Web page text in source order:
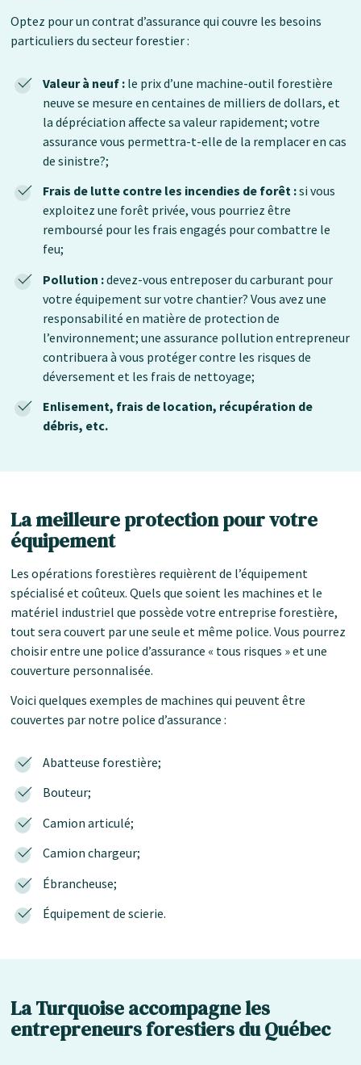
Optez pour un contrat d’assurance qui couvre les besoins
particuliers du secteur forestier :
Valeur à neuf :le prix d’une machine-outil forestière
neuve se mesure en centaines de milliers de dollars, et
la dépréciation affecte sa valeur rapidement; votre
assurance vous permettra-t-elle de la remplacer en cas
de sinistre?;
Frais de lutte contre les incendies de forêt :si vous
exploitez une forêt privée, vous pourriez être
remboursé pour les frais engagés pour combattre le
feu;
Pollution :devez-vous entreposer du carburant pour
votre équipement sur votre chantier? Vous avez une
responsabilité en matière de protection de
l’environnement; une assurance pollution entrepreneur
contribuera à vous protéger contre les risques de
déversement et les frais de nettoyage;
Enlisement, frais de location, récupération de
débris, etc.
La meilleure protection pour votre
équipement
Les opérations forestières requièrent de l’équipement
spécialisé et coûteux. Quels que soient les machines et le
matériel industriel que possède votre entreprise forestière,
tout sera couvert par une seule et même police. Vous pourrez
choisir entre une police d’assurance « tous risques » et une
couverture personnalisée.
Voici quelques exemples de machines qui peuvent être
couvertes par notre police d’assurance :
Abatteuse forestière;
Bouteur;
Camion articulé;
Camion chargeur;
Ébrancheuse;
Équipement de scierie.
La Turquoise accompagne les
entrepreneurs forestiers du Québec